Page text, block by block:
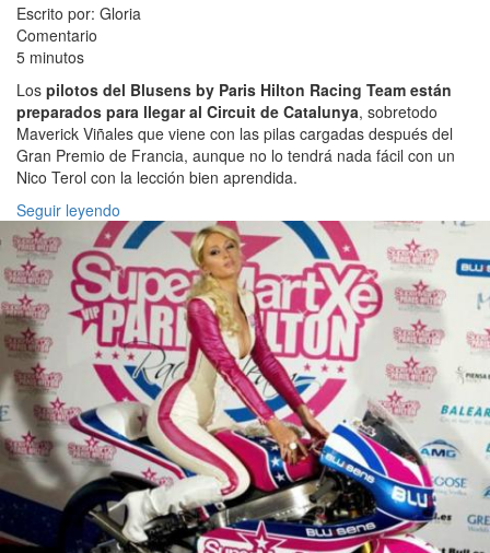
Escrito por: Gloria
Comentario
5 minutos
Los pilotos del Blusens by Paris Hilton Racing Team están
preparados para llegar al Circuit de Catalunya, sobretodo
Maverick Viñales que viene con las pilas cargadas después del
Gran Premio de Francia, aunque no lo tendrá nada fácil con un
Nico Terol con la lección bien aprendida.
Seguir leyendo